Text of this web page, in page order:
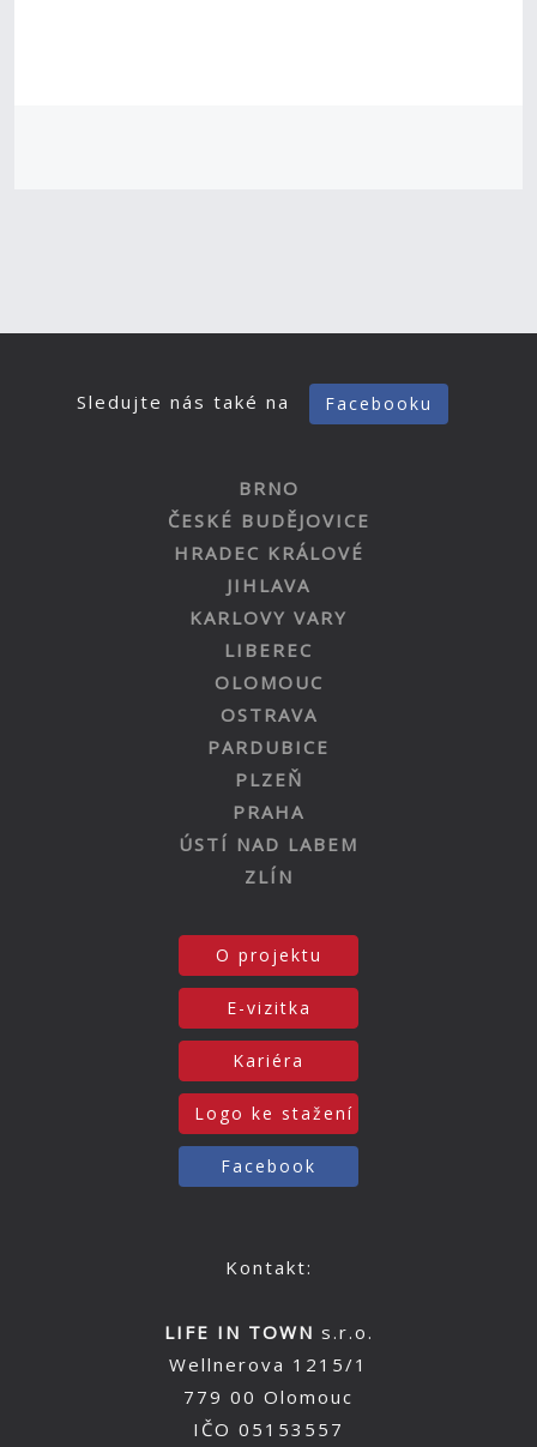
Sledujte nás také na Facebooku
BRNO
ČESKÉ BUDĚJOVICE
HRADEC KRÁLOVÉ
JIHLAVA
KARLOVY VARY
LIBEREC
OLOMOUC
OSTRAVA
PARDUBICE
PLZEŇ
PRAHA
ÚSTÍ NAD LABEM
ZLÍN
O projektu
E-vizitka
Kariéra
Logo ke stažení
Facebook
Kontakt:
LIFE IN TOWN s.r.o.
Wellnerova 1215/1
779 00 Olomouc
IČO 05153557